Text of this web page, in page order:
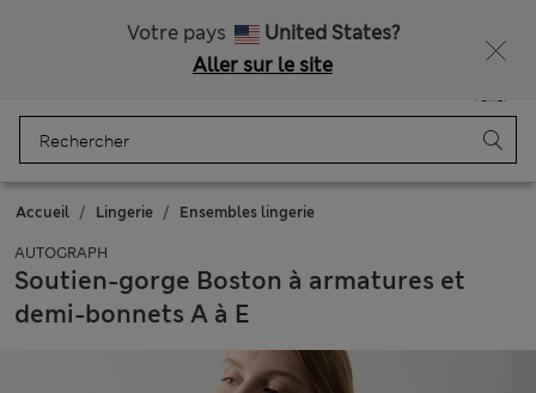
Votre pays
United States?
Aller sur le site
Panier
Accueil Lingerie Ensembles lingerie
AUTOGRAPH
Soutien-gorge Boston à armatures et
demi-bonnets A à E